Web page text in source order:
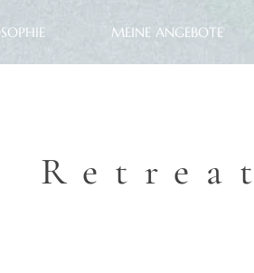
MEINE ANGEBOTE